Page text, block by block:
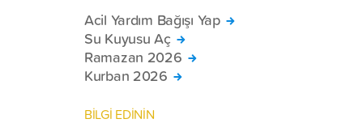
Acil Yardım Bağışı Yap
Su Kuyusu Aç
Ramazan 2026
Kurban 2026
BİLGİ EDİNİN